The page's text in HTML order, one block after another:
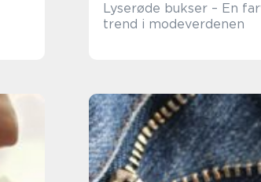
Lyserøde bukser – En
trend i modeverdenen